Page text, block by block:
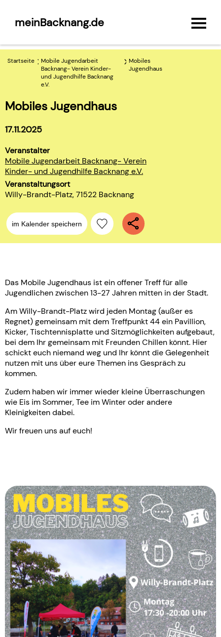
meinBacknang.de
Startseite
Mobile Jugendarbeit
Backnang- Verein Kinder-
und Jugendhilfe Backnang
e.V.
Mobiles
Jugendhaus
Mobiles Jugendhaus
17.11.2025
Veranstalter
Mobile Jugendarbeit Backnang- Verein
Kinder- und Jugendhilfe Backnang e.V.
Veranstaltungsort
Willy-Brandt-Platz, 71522 Backnang
im Kalender speichern
Das Mobile Jugendhaus ist ein offener Treff für alle
Jugendlichen zwischen 13-27 Jahren mitten in der Stadt.
Am Willy-Brandt-Platz wird jeden Montag (außer es
Regnet) gemeinsam mit dem Treffpunkt 44 ein Pavillion,
Kicker, Tischtennisplatte und Sitzmöglichkeiten aufgebaut,
bei dem Ihr gemeinsam mit Freunden Chillen könnt. Hier
schickt euch niemand weg und Ihr könnt die Gelegenheit
nutzen mit uns über eure Themen ins Gespräch zu
kommen.
Zudem haben wir immer wieder kleine Überraschungen
wie Eis im Sommer, Tee im Winter oder andere
Kleinigkeiten dabei.
Wir freuen uns auf euch!